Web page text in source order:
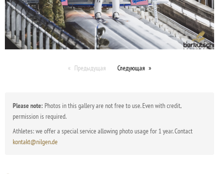
Предыдущая Следующая
Please note: Photos in this gallery are not free to use. Even with credit,
permission is required.
Athletes: we offer a special service allowing photo usage for 1 year. Contact
kontakt@nilgen.de